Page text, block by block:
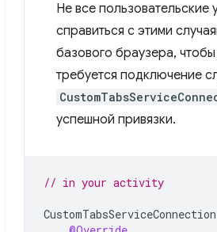
Не все пользовательские
справиться с этими
базового браузера,
требуется подключение
успешной привязки.
// in your activity
CustomTabsServiceConnection